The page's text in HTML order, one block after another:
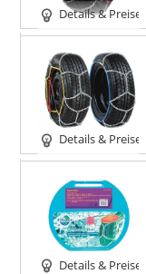
Details & Preise
Details & Preise
Details & Preise